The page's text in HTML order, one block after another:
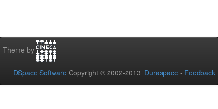
Theme by
DSpace Software Copyright © 2002-2013 Duraspace - Feedback